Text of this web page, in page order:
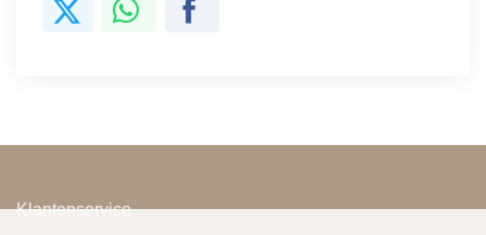
Klantenservice